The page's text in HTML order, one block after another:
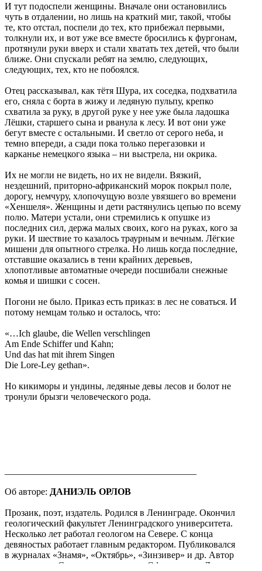
И тут подоспели женщины. Вначале они остановились
чуть в отдалении, но лишь на краткий миг, такой, чтобы
те, кто отстал, поспели до тех, кто прибежал первыми,
толкнули их, и вот уже все вместе бросились к фургонам,
протянули руки вверх и стали хватать тех детей, что были
ближе. Они спускали ребят на землю, следующих,
следующих, тех, кто не побоялся.
Отец рассказывал, как тётя Шура, их соседка, подхватила
его, сняла с борта в жижу и ледяную пульпу, крепко
схватила за руку, в другой руке у нее уже была ладошка
Лёшки, старшего сына и рванула к лесу. И вот они уже
бегут вместе с остальными. И светло от серого неба, и
темно впереди, а сзади пока только перегазовки и
карканье немецкого языка – ни выстрела, ни окрика.
Их не могли не видеть, но их не видели. Вязкий,
нездешний, приторно-африканский морок покрыл поле,
дорогу, немчуру, хлопочущую возле увязшего во времени
«Хеншеля». Женщины и дети растянулись цепью по всему
полю. Матери устали, они стремились к опушке из
последних сил, держа малых своих, кого на руках, кого за
руки. И шествие то казалось траурным и вечным. Лёгкие
мишени для опытного стрелка. Но лишь когда последние,
отставшие оказались в тени крайних деревьев,
хлопотливые автоматные очереди посшибали снежные
комья и шишки с сосен.
Погони не было. Приказ есть приказ: в лес не соваться. И
потому немцам только и осталось, что:
«…Ich glaube, die Wellen verschlingen
Am Ende Schiffer und Kahn;
Und das hat mit ihrem Singen
Die Lore-Ley gethan».
Но кикиморы и ундины, ледяные девы лесов и болот не
тронули брызги человеческого рода.
Об авторе: ДАНИЭЛЬ ОРЛОВ
Прозаик, поэт, издатель. Родился в Ленинграде. Окончил
геологический факультет Ленинградского университета.
Несколько лет работал геологом на Севере. С конца
девяностых работает главным редактором. Публиковался
в журналах «Знамя», «Октябрь», «Зинзивер» и др. Автор
книг прозы «Северная крепость», «Офис-дзен», «Долгая